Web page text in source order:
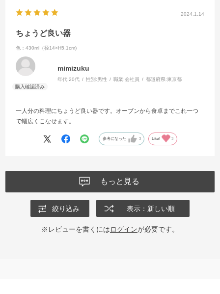
2024.1.14
ちょうど良い器
色：430ml（径14×H5.1cm)
mimizuku
年代:20代 性別:男性 職業:会社員 都道府県:東京都
一人分の料理にちょうど良い器です。オーブンから食卓までこれ一つ
で幅広くこなせます。
参考になった 3 Like! 3
もっと見る
絞り込み 表示：新しい順
※レビューを書くにはログインが必要です。